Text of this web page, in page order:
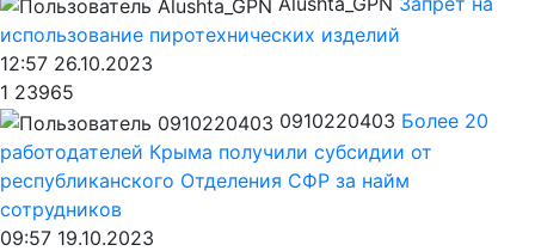
использование пиротехнических изделий
12:57 26.10.2023
1 23965
0910220403 Более 20
работодателей Крыма получили субсидии от
республиканского Отделения СФР за найм
сотрудников
09:57 19.10.2023